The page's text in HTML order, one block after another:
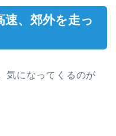
速、郊外を走っ
気になってくるのが